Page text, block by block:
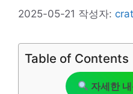
2025-05-21 작성자:
Table of Contents
자세한